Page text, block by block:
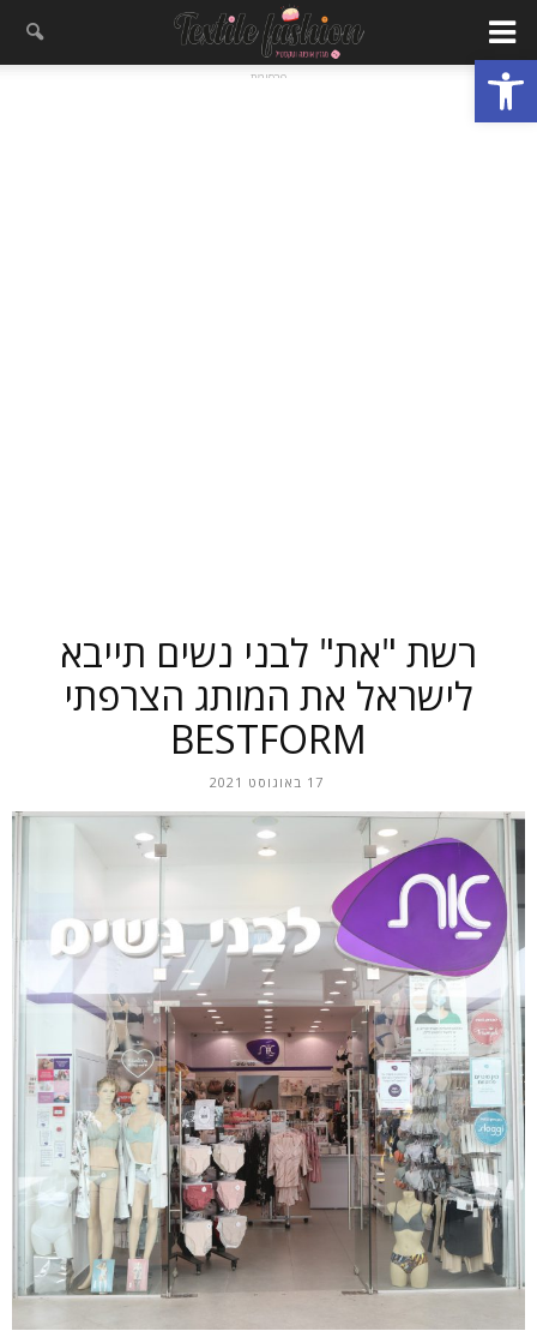
פתח סרגל נגישות - פרסומת -
רשת "את" לבני נשים תייבא
לישראל את המותג הצרפתי
BESTFORM
17 באוגוסט 2021